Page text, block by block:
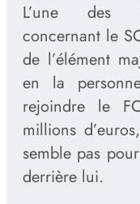
L’une des
concernant le
de l’élément
en la
rejoindre le
millions
semble pas
derrière lui.